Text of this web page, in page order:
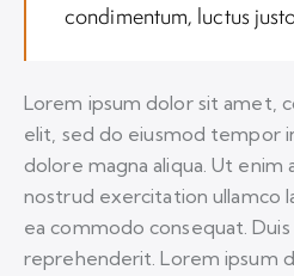
condimentum, luctus
Lorem ipsum dolor sit amet,
elit, sed do eiusmod tempor
dolore magna aliqua. Ut enim
nostrud exercitation ullamco
ea commodo consequat.
reprehenderit. Lorem ipsum